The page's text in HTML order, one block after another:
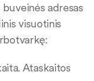
adresas
visuotinis
Ataskaitos